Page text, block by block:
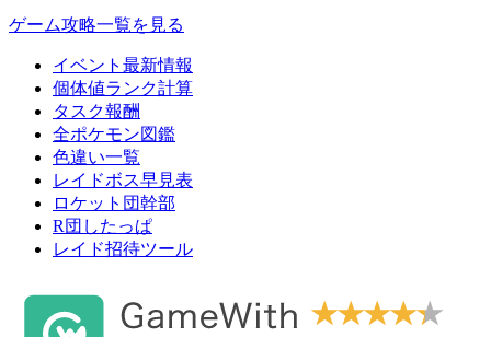
ゲーム攻略一覧を見る
イベント最新情報
個体値ランク計算
タスク報酬
全ポケモン図鑑
色違い一覧
レイドボス早見表
ロケット団幹部
R団したっぱ
レイド招待ツール